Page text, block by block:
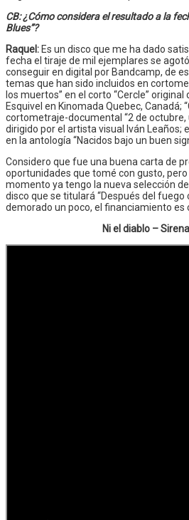
CB: ¿Cómo considera el resultado a la
Blues”?
Raquel:Es un disco que me ha dado
fecha el tiraje de mil ejemplares se
conseguir en digital por Bandcamp, de
temas que han sido incluidos en
los muertos” en el corto “Cercle”
Esquivel en Kinomada Quebec, Canadá;
cortometraje-documental “2 de octubre,
dirigido por el artista visual Iván Leaños;
en la antología “Nacidos bajo un buen
Considero que fue una buena carta de
oportunidades que tomé con gusto, pero
momento ya tengo la nueva selección
disco que se titulará “Después del fuego
demorado un poco, el financiamiento es
Ni el diablo –